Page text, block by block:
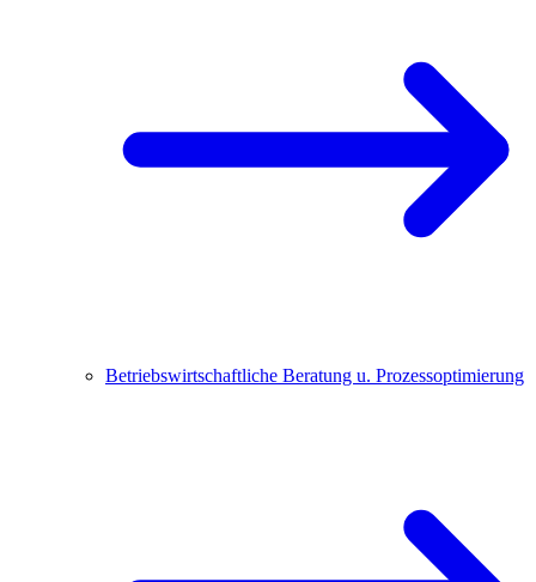
Betriebswirtschaftliche Beratung u. Prozessoptimierung